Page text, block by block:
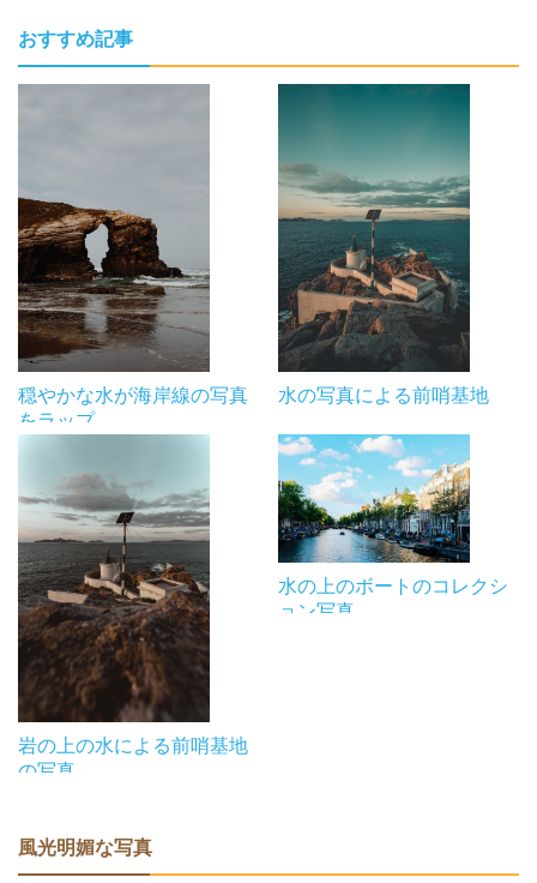
おすすめ記事
穏やかな水が海岸線の写真
をラップ
水の写真による前哨基地
岩の上の水による前哨基地
の写真
水の上のボートのコレクシ
ョン写真
風光明媚な写真